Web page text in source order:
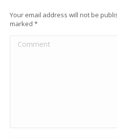
Your email address will not be
marked *
Comment